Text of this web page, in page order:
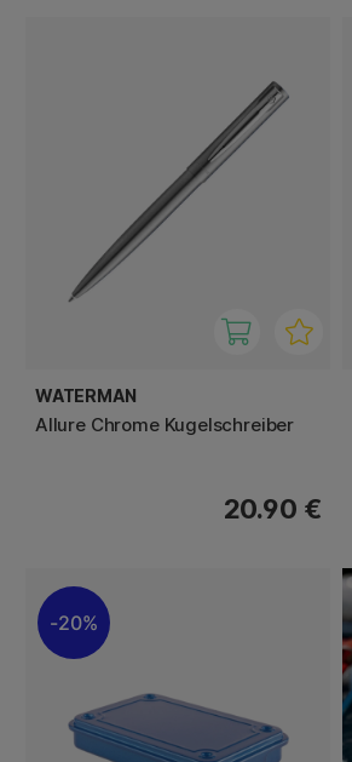
WATERMAN
Allure Chrome Kugelschreiber
20.90 €
20%